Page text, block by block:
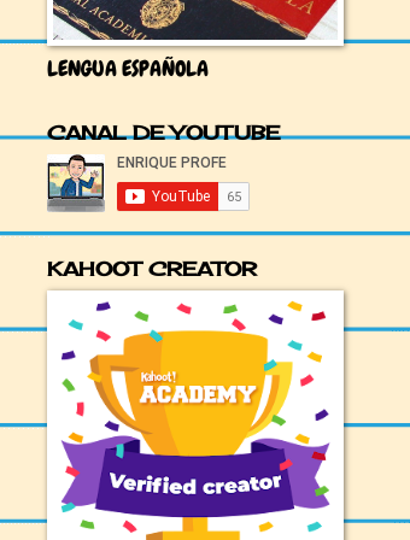
LENGUA ESPAÑOLA
CANAL DE YOUTUBE
KAHOOT CREATOR